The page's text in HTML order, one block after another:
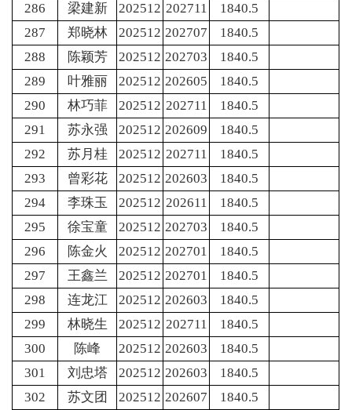
286
梁建新 202512 202711
1840.5
287
郑晓林 202512 202707
1840.5
288
陈颖芳 202512 202703
1840.5
289
叶雅丽 202512 202605
1840.5
290
林巧菲 202512 202711
1840.5
291
苏永强 202512 202609
1840.5
292
苏月桂 202512 202711
1840.5
293
曾彩花 202512 202603
1840.5
294
李珠玉 202512 202611
1840.5
295
徐宝童 202512 202703
1840.5
296
陈金火 202512 202701
1840.5
297
王鑫兰 202512 202701
1840.5
298
连龙江 202512 202603
1840.5
299
林晓生 202512 202711
1840.5
300
陈峰 202512 202603
1840.5
301
刘忠塔 202512 202603
1840.5
302
苏文团 202512 202607 1840.5